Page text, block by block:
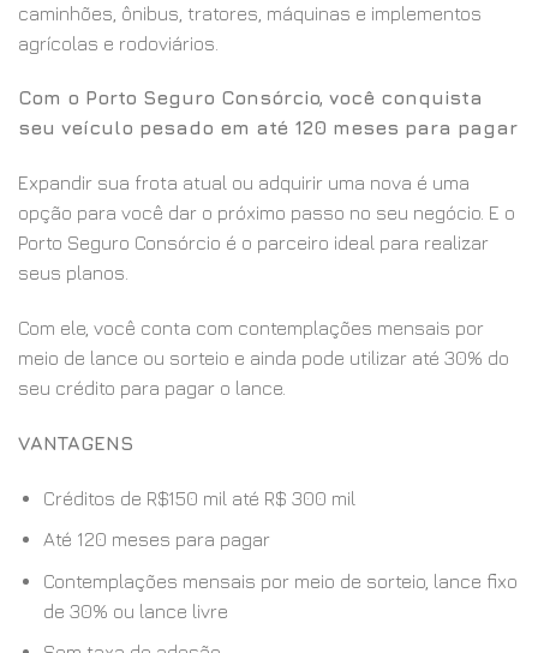
caminhões, ônibus, tratores, máquinas e implementos
agrícolas e rodoviários.
Com o Porto Seguro Consórcio, você conquista
seu veículo pesado em até 120 meses para pagar
Expandir sua frota atual ou adquirir uma nova é uma
opção para você dar o próximo passo no seu negócio. E o
Porto Seguro Consórcio é o parceiro ideal para realizar
seus planos.
Com ele, você conta com contemplações mensais por
meio de lance ou sorteio e ainda pode utilizar até 30% do
seu crédito para pagar o lance.
VANTAGENS
Créditos de R$150 mil até R$ 300 mil
Até 120 meses para pagar
Contemplações mensais por meio de sorteio, lance fixo
de 30% ou lance livre